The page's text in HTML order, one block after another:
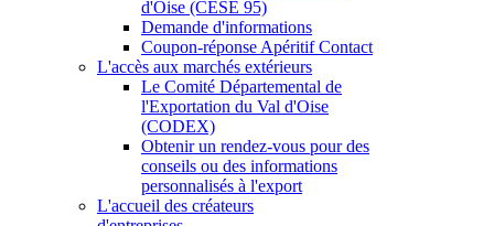
d'Oise (CESE 95)
Demande d'informations
Coupon-réponse Apéritif Contact
L'accès aux marchés extérieurs
Le Comité Départemental de
l'Exportation du Val d'Oise
(CODEX)
Obtenir un rendez-vous pour des
conseils ou des informations
personnalisés à l'export
L'accueil des créateurs